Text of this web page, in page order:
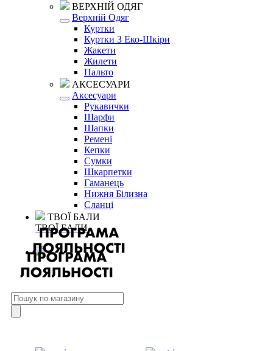
ВЕРХНІЙ ОДЯГ
Верхній Одяг
Куртки
Куртки З Еко-Шкіри
Жакети
Жилети
Пальто
АКСЕСУАРИ
Аксесуари
Рукавички
Шарфи
Шапки
Ремені
Кепки
Сумки
Шкарпетки
Гаманець
Нижня Білизна
Сланці
ТВОЇ БАЛИ
ТВОЇ БАЛИ